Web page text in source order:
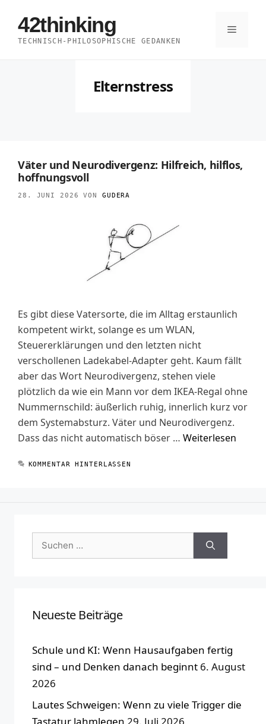
Inhalt
springen
42thinking
TECHNISCH-PHILOSOPHISCHE GEDANKEN
Menü
Elternstress
Väter und Neurodivergenz: Hilfreich, hilflos,
hoffnungsvoll
28. JUNI 2026 VON GUDERA
Es gibt diese Vatersorte, die im Alltag erstaunlich
kompetent wirkt, solange es um WLAN,
Steuererklärungen und den letzten nicht
verschollenen Ladekabel-Adapter geht. Kaum fällt
aber das Wort Neurodivergenz, stehen viele
plötzlich da wie ein Mann vor dem IKEA-Regal ohne
Nummernschild: äußerlich ruhig, innerlich kurz vor
dem Systemabsturz. Väter und Neurodivergenz.
Dass das nicht automatisch böser … Weiterlesen
KOMMENTAR HINTERLASSEN
Suchen
nach:
Neueste Beiträge
Schule und KI: Wenn Hausaufgaben fertig
sind – und Denken danach beginnt 6. August
2026
Lautes Schweigen: Wenn zu viele Trigger die